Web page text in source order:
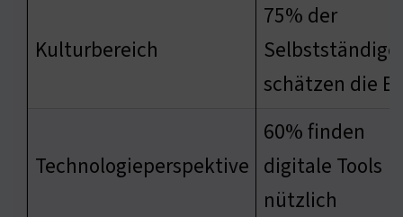
Kulturbereich
75% der
schätzen die
Technologieperspektive
60% finden
digitale Tools
nützlich